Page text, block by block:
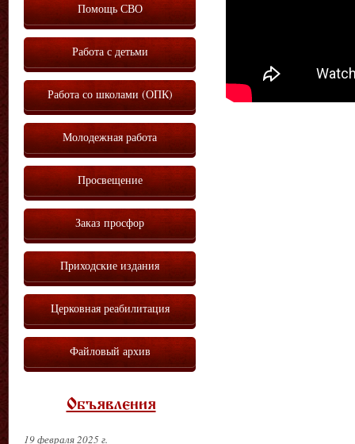
Помощь СВО
Работа с детьми
Работа со школами (ОПК)
Молодежная работа
Просвещение
Заказ просфор
Приходские издания
Церковная реабилитация
Файловый архив
Объявления
19 февраля 2025 г.